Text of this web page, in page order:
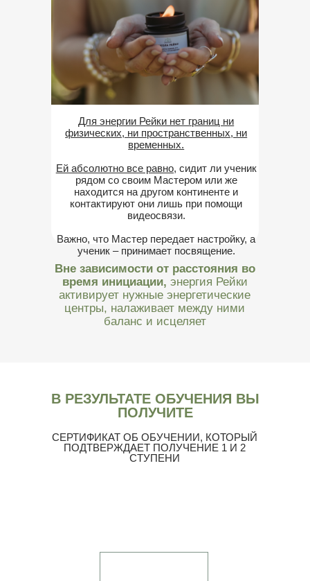
Для энергии Рейки нет границ ни
физических, ни пространственных, ни
временных.
Ей абсолютно все равно, сидит ли ученик
рядом со своим Мастером или же
находится на другом континенте и
контактируют они лишь при помощи
видеосвязи.
Важно, что Мастер передает настройку, а
ученик – принимает посвящение.
Вне зависимости от расстояния во
время инициации, энергия Рейки
активирует нужные энергетические
центры, налаживает между ними
баланс и исцеляет
В РЕЗУЛЬТАТЕ ОБУЧЕНИЯ ВЫ
ПОЛУЧИТЕ
СЕРТИФИКАТ ОБ ОБУЧЕНИИ, КОТОРЫЙ
ПОДТВЕРЖДАЕТ ПОЛУЧЕНИЕ 1 И 2
СТУПЕНИ